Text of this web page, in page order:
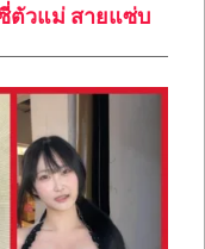
ตัวแม่ สายแซ่บ